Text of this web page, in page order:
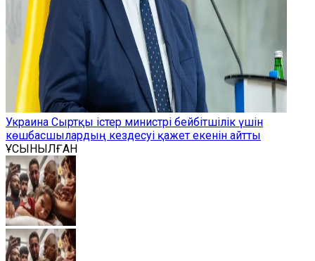
Украина Сыртқы істер министрі бейбітшілік үшін
көшбасшылардың кездесуі қажет екенін айтты
ҰСЫНЫЛҒАН